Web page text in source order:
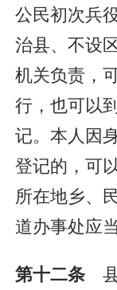
公民初次兵
治县、不设
机关负责，
行，也可以
记。本人因
登记的，可
所在地乡、
道办事处应
第十二条